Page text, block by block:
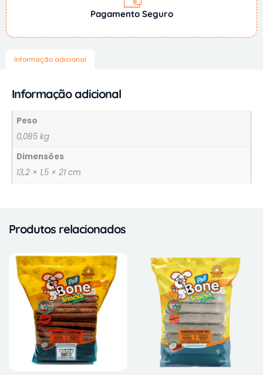
Pagamento Seguro
Informação adicional
Informação adicional
Peso
0,085 kg
Dimensões
13,2 × 1,5 × 21 cm
Produtos relacionados